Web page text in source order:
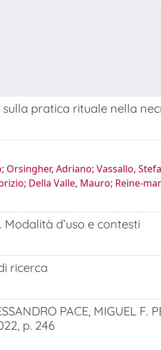
pratica rituale nella
Adriano; Vassallo,
Della Valle, Mauro; Reine-
d’uso e contesti
ricerca
PACE, MIGUEL
p. 246